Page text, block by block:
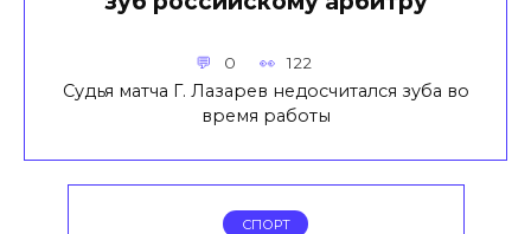
0 122
Судья матча Г. Лазарев недосчитался зуба во
время работы
СПОРТ